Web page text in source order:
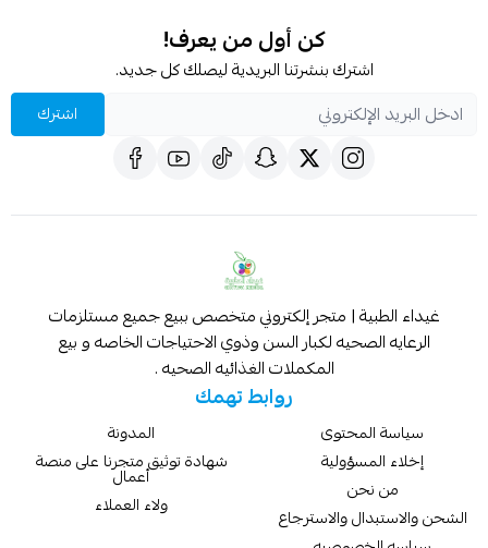
كن أول من يعرف!
اشترك بنشرتنا البريدية ليصلك كل جديد.
اشترك
غيداء الطبية | متجر إلكتروني متخصص ببيع جميع مستلزمات
الرعايه الصحيه لكبار السن وذوي الاحتياجات الخاصه و بيع
المكملات الغذائيه الصحيه .
روابط تهمك
سياسة المحتوى
إخلاء المسؤولية
من نحن
الشحن والاستبدال والاسترجاع
المدونة
شهادة توثيق متجرنا على منصة
أعمال
ولاء العملاء